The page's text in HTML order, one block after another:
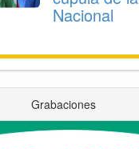
Nacional
Grabaciones